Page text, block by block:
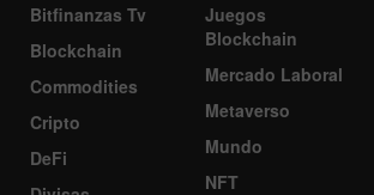
Bitfinanzas Tv
Blockchain
Commodities
Cripto
DeFi
Juegos
Blockchain
Mercado Laboral
Metaverso
Mundo
NFT